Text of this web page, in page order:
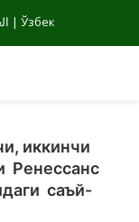
| Ўзбек
иккинчи
Ренессанс
саъй-